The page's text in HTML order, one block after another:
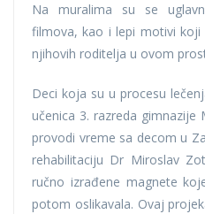
Na muralima su se
filmova, kao i lepi motivi koji
njihovih roditelja u ovom
Deci koja su u procesu
učenica 3. razreda gimnazije
provodi vreme sa decom u
rehabilitaciju Dr Miroslav
ručno izrađene magnete
potom oslikavala. Ovaj